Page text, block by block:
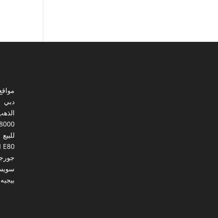
دبي
للبيع
E80
بيجيه